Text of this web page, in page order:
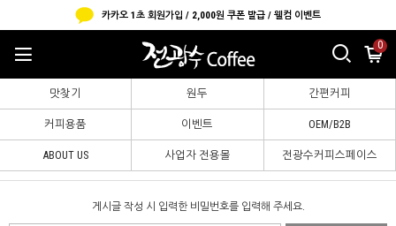
카카오 1초 회원가입 / 2,000원 쿠폰 발급 / 웰컴 이벤트
0
맛찾기 원두 간편커피
커피용품 이벤트 OEM/B2B
ABOUT US 사업자 전용몰 전광수커피스페이스
B2B 샘플신청
게시글 작성 시 입력한 비밀번호를 입력해 주세요.